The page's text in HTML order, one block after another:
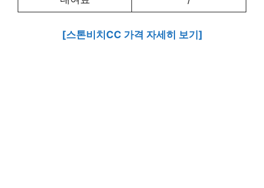
[스톤비치CC 가격 자세히 보기]